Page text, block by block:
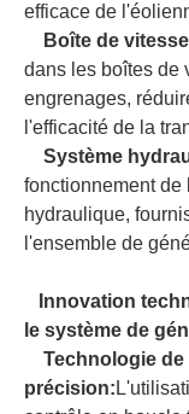
efficace de
Boîte de
dans les boîtes de
engrenages,
l'efficacité de la
Système
fonctionnement de
hydraulique,
l'ensemble de
Innovation
le système de
Technologie
précision: